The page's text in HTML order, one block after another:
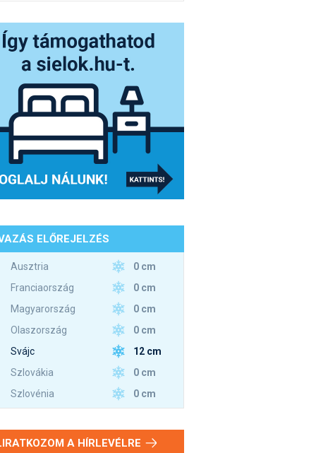
ELŐREJELZÉS
Ausztria
0 cm
Franciaország
0 cm
Magyarország
0 cm
Olaszország
0 cm
Svájc
12 cm
Szlovákia
0 cm
Szlovénia
0 cm
A HÍRLEVÉLRE